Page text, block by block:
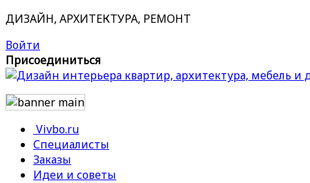
ДИЗАЙН, АРХИТЕКТУРА, РЕМОНТ
Войти
Присоединиться
Vivbo.ru
Специалисты
Заказы
Идеи и советы